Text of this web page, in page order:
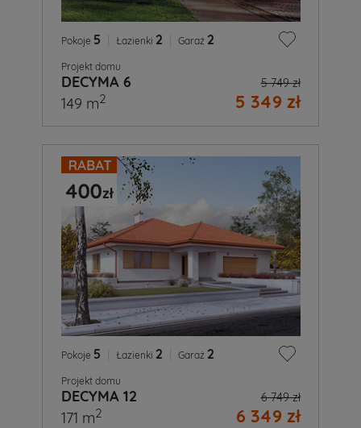
Pokoje 5 Łazienki 2 Garaż 2
Projekt domu
DECYMA 6 5 749 zł
5 349 zł
149 m2
Pokoje 5 Łazienki 2 Garaż 2
Projekt domu
DECYMA 12 6 749 zł
6 349 zł
171 m2